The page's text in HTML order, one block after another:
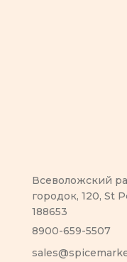
Всеволожский
городок, 120, St
188653
8900-659-5507